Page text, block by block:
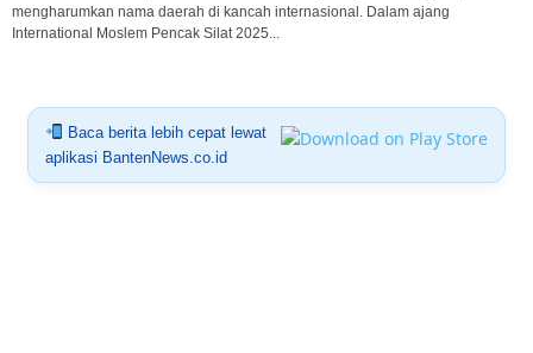
mengharumkan nama daerah di kancah internasional. Dalam ajang
International Moslem Pencak Silat 2025...
Baca berita lebih cepat lewat
aplikasi BantenNews.co.id